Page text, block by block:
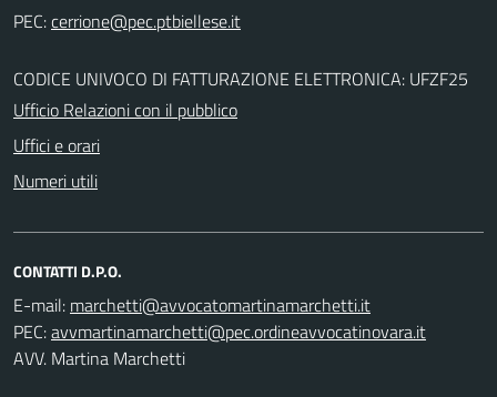
PEC:
CODICE UNIVOCO DI FATTURAZIONE ELETTRONICA: UFZF25
Ufficio Relazioni con il pubblico
Uffici e orari
Numeri utili
CONTATTI D.P.O.
E-mail:
PEC:
AVV. Martina Marchetti